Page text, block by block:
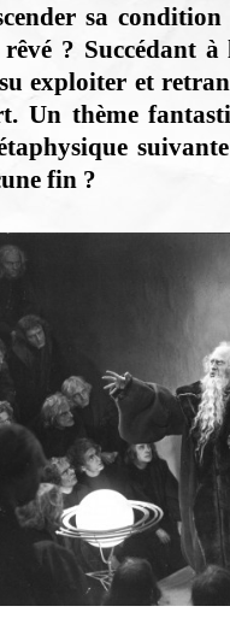
sa
? Succédant
exploiter et
Un thème
fin ?